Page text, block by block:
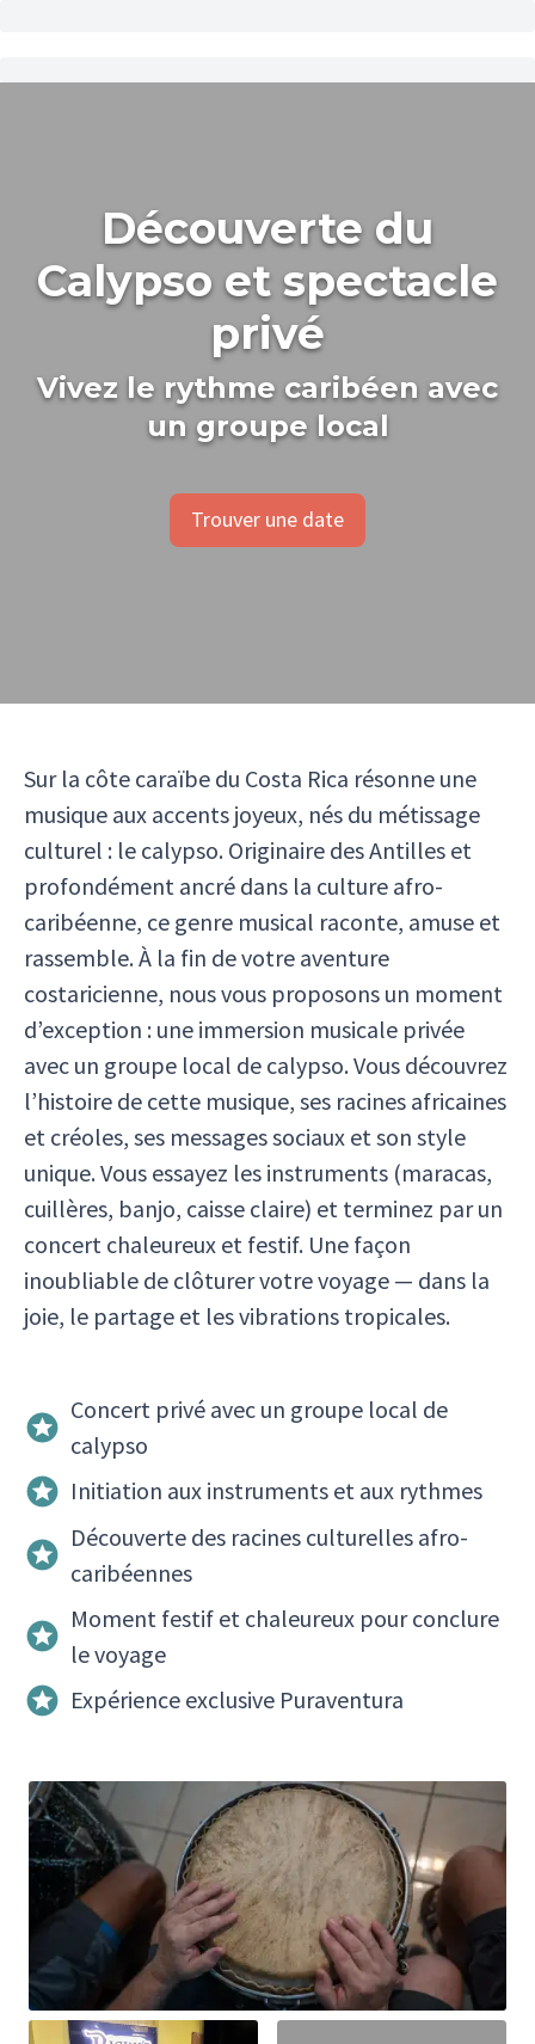
Découverte du
Calypso et spectacle
privé
Vivez le rythme caribéen avec
un groupe local
Trouver une date
Sur la côte caraïbe du Costa Rica résonne une
musique aux accents joyeux, nés du métissage
culturel : le calypso. Originaire des Antilles et
profondément ancré dans la culture afro-
caribéenne, ce genre musical raconte, amuse et
rassemble. À la fin de votre aventure
costaricienne, nous vous proposons un moment
d’exception : une immersion musicale privée
avec un groupe local de calypso. Vous découvrez
l’histoire de cette musique, ses racines africaines
et créoles, ses messages sociaux et son style
unique. Vous essayez les instruments (maracas,
cuillères, banjo, caisse claire) et terminez par un
concert chaleureux et festif. Une façon
inoubliable de clôturer votre voyage — dans la
joie, le partage et les vibrations tropicales.
Concert privé avec un groupe local de
calypso
Initiation aux instruments et aux rythmes
Découverte des racines culturelles afro-
caribéennes
Moment festif et chaleureux pour conclure
le voyage
Expérience exclusive Puraventura